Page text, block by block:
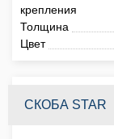
крепления
Толщина
Цвет
СКОБА STAR